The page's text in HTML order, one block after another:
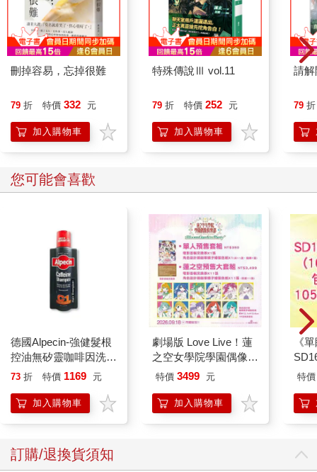
刪掉容易，忘掉很難
79 折 特價 332 元
加入購物車
特殊傳說Ⅲ vol.11
79 折 特價 252 元
加入購物車
請解
79 折
您可能會喜歡
德國Alpecin-強健髮根
控油無矽靈咖啡因洗髮
凝露375ml/瓶-C1強健
調理頭皮洗髮液/0矽靈
滋潤洗頭髮水/一般髮
73 折 特價 1169 元
加入購物車
劇場版 Love Live！蓮
之空女學院學園偶像俱
樂部 Bloom Garden
組
特價 3499 元
加入購物車
《
特價
訂購/退換貨須知